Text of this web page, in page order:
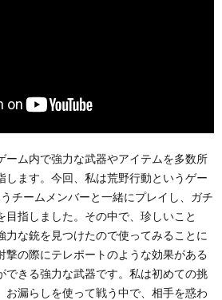
ーム内で強力な武器やアイテムを多数所
します。今回、私は荒野行動というゲー
チームメンバーと一緒にプレイし、ガチ
目指しました。その中で、珍しいこと
力な銃を見つけたので使ってみることに
撃の際にテレポートのような効果がある
できる強力な武器です。私は初めての挑
お漏らしを使って戦う中で、相手を惑わ